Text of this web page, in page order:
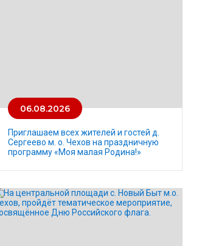
06.08.2026
Приглашаем всех жителей и гостей д.
Сергеево м. о. Чехов на праздничную
программу «Моя малая Родина!»